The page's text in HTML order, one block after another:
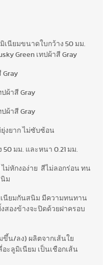
เนียมขนาดใบกว้าง 50 มม.
Green เทปผ้าสี Gray
Gray
ปผ้าสี Gray
ปผ้าสี Gray
งยาก ไม่ซับซ้อน
มม. และหนา 0.21 มม.
ม่หักงอง่าย สีไม่ลอกร่อน ทน
ม
นียมกันสนิม มีความทนทาน
สองข้างจะปิดด้วยฝาครอบ
ขึ้น/ลง) ผลิตจากเส้นใย
อะลูมิเนียม เป็นเชือกเส้น